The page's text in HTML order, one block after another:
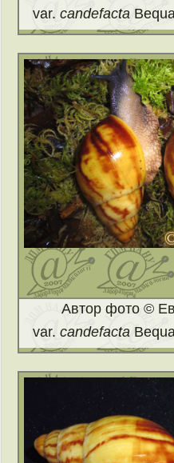
var.candefacta
Автор фото ©
var.candefacta